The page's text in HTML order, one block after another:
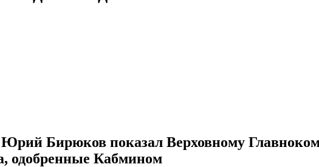
Бирюков показал Верховному
одобренные Кабмином